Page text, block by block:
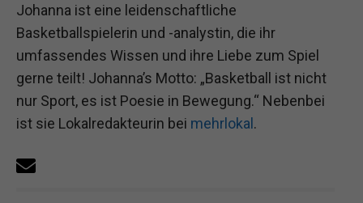
Johanna ist eine leidenschaftliche
Basketballspielerin und -analystin, die ihr
umfassendes Wissen und ihre Liebe zum Spiel
gerne teilt! Johanna’s Motto: „Basketball ist nicht
nur Sport, es ist Poesie in Bewegung.“ Nebenbei
ist sie Lokalredakteurin bei mehrlokal .